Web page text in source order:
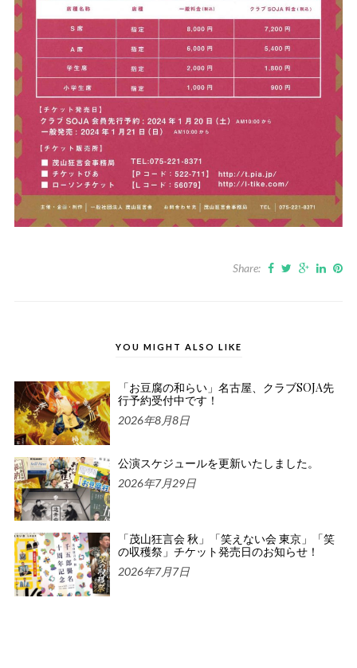
Share:
YOU MIGHT ALSO LIKE
「お豆腐の和らい」名古屋、クラブSOJA先
行予約受付中です！
2026年8月8日
公演スケジュールを更新いたしました。
2026年7月29日
「茂山狂言会 秋」「笑えない会 東京」「笑
の収穫祭」チケット発売日のお知らせ！
2026年7月7日